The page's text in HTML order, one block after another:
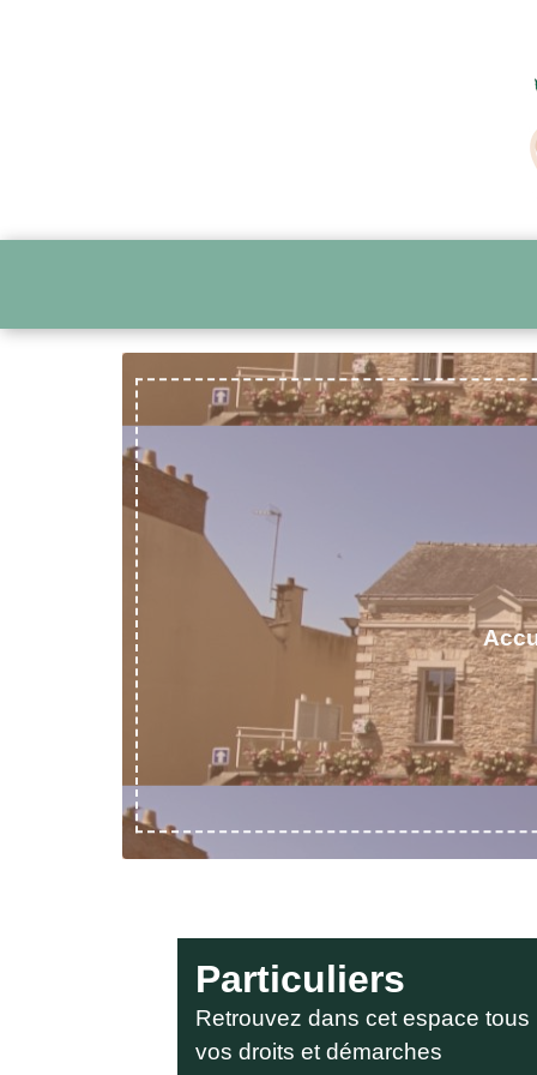
Particuliers
Retrouvez dans cet espace tous
vos droits et démarches